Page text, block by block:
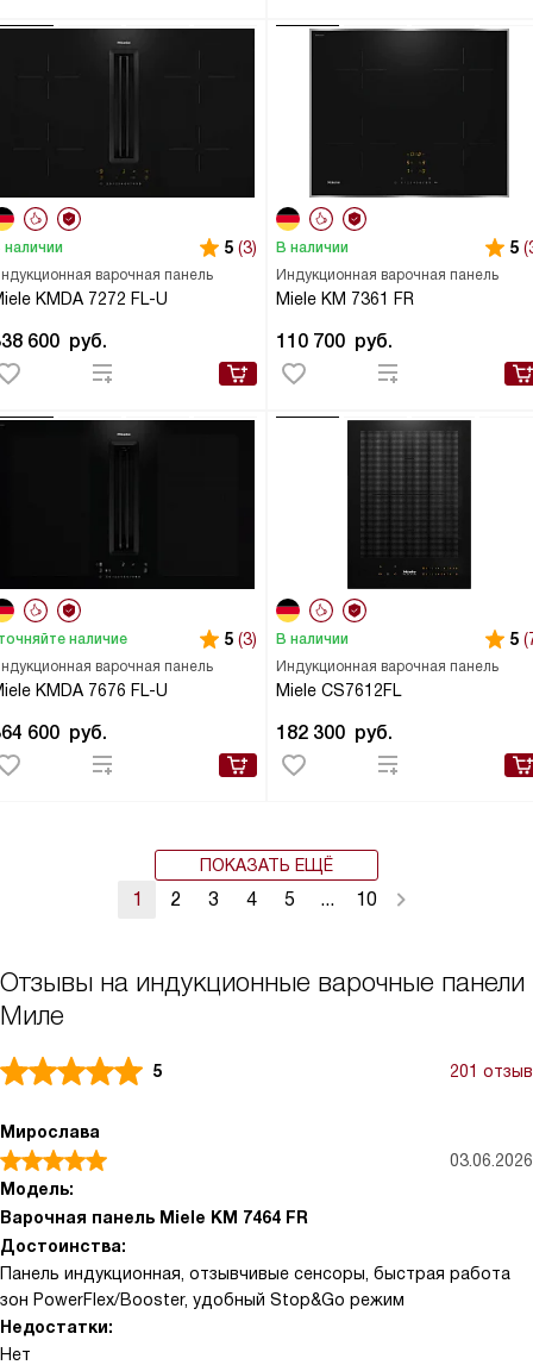
варочная панель
KMDA 7272 FL-U
наличии 5 (3)
600 руб.
Индукционная варочная панель
Miele KM 7361 FR
В наличии 5
110 700 руб.
варочная панель
KMDA 7676 FL-U
наличие 5 (3)
600 руб.
Индукционная варочная панель
Miele CS7612FL
В наличии 5
182 300 руб.
ПОКАЗАТЬ ЕЩЁ
1 2 3 4 5 ... 10
Отзывы на индукционные варочные панели
Миле
5 201 отзыв
Мирослава
03.06.2026
Модель:
Варочная панель Miele KM 7464 FR
Достоинства:
Панель индукционная, отзывчивые сенсоры, быстрая работа
зон PowerFlex/Booster, удобный Stop&Go режим
Недостатки:
Нет